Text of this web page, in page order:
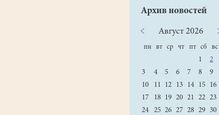
Архив новостей
Август 2026
пн вт ср чт пт сб вс
1
2
3
4 5 6 7 8
9
10
11 12 13 14 15
16
17
18 19 20 21 22 23
24
25 26 27 28 29
30